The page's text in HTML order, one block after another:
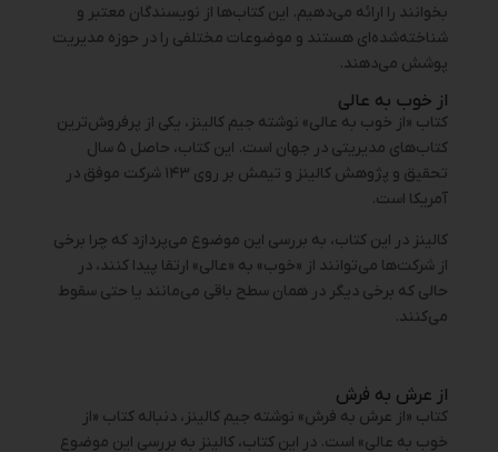
بخوانند را ارائه می‌دهیم. این کتاب‌ها از نویسندگان معتبر و
شناخته‌شده‌ای هستند و موضوعات مختلفی را در حوزه مدیریت
پوشش می‌دهند.
از خوب به عالی
کتاب «از خوب به عالی» نوشته جیم کالینز، یکی از پرفروش‌ترین
کتاب‌های مدیریتی در جهان است. این کتاب، حاصل ۵ سال
تحقیق و پژوهش کالینز و تیمش بر روی ۱۴۳ شرکت موفق در
آمریکا است.
کالینز در این کتاب، به بررسی این موضوع می‌پردازد که چرا برخی
از شرکت‌ها می‌توانند از «خوب» به «عالی» ارتقا پیدا کنند، در
حالی که برخی دیگر در همان سطح باقی می‌مانند یا حتی سقوط
می‌کنند.
از عرش به فرش
کتاب «از عرش به فرش» نوشته جیم کالینز، دنباله کتاب «از
خوب به عالی» است. در این کتاب، کالینز به بررسی این موضوع